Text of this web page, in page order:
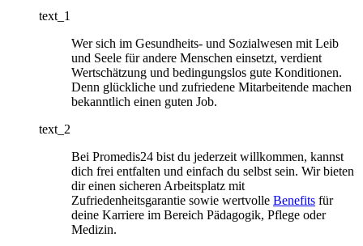
text_1
Wer sich im Gesundheits- und Sozialwesen mit Leib
und Seele für andere Menschen einsetzt, verdient
Wertschätzung und bedingungslos gute Konditionen.
Denn glückliche und zufriedene Mitarbeitende machen
bekanntlich einen guten Job.
text_2
Bei Promedis24 bist du jederzeit willkommen, kannst
dich frei entfalten und einfach du selbst sein. Wir bieten
dir einen sicheren Arbeitsplatz mit
Zufriedenheitsgarantie sowie wertvolle Benefits für
deine Karriere im Bereich Pädagogik, Pflege oder
Medizin.